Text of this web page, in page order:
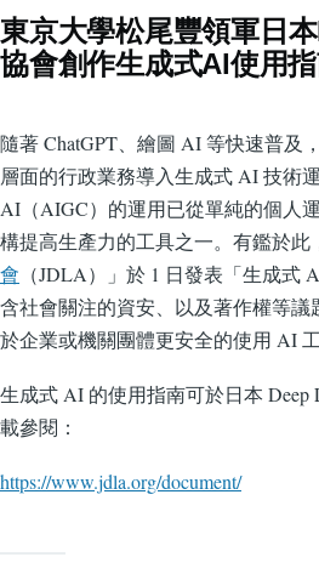
東京大學松尾豐領軍日
協會創作生成式AI使用
隨著 ChatGPT、繪圖 AI 等快速普及
層面的行政業務導入生成式 AI 技術
AI（AIGC）的運用已從單純的個人
構提高生產力的工具之一。有鑑於此
會 （JDLA）」於 1 日發表「生成式
含社會關注的資安、以及著作權等議
於企業或機關團體更安全的使用 AI
生成式 AI 的使用指南可於日本 Deep
載參閱：
https://www.jdla.org/document/